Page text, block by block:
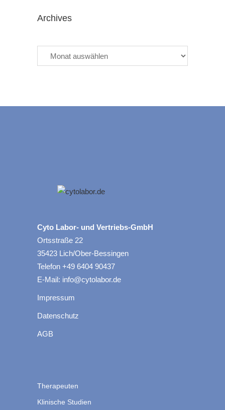
Archives
Cyto Labor- und Vertriebs-GmbH
Ortsstraße 22
35423 Lich/Ober-Bessingen
Telefon +49 6404 90437
E-Mail: info@cytolabor.de
Impressum
Datenschutz
AGB
Therapeuten
Klinische Studien